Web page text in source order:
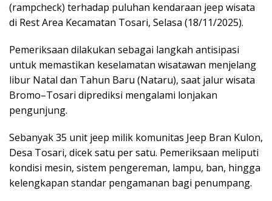
(rampcheck) terhadap puluhan kendaraan jeep wisata
di Rest Area Kecamatan Tosari, Selasa (18/11/2025).
Pemeriksaan dilakukan sebagai langkah antisipasi
untuk memastikan keselamatan wisatawan menjelang
libur Natal dan Tahun Baru (Nataru), saat jalur wisata
Bromo–Tosari diprediksi mengalami lonjakan
pengunjung.
Sebanyak 35 unit jeep milik komunitas Jeep Bran Kulon,
Desa Tosari, dicek satu per satu. Pemeriksaan meliputi
kondisi mesin, sistem pengereman, lampu, ban, hingga
kelengkapan standar pengamanan bagi penumpang.